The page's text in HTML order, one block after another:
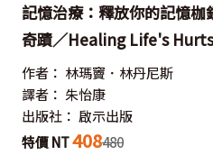
記憶治療：釋放你的記憶
奇蹟／Healing Life's Hurts
作者： 林瑪竇．林丹尼斯
譯者： 朱怡康
出版社： 啟示出版
特價 NT408480